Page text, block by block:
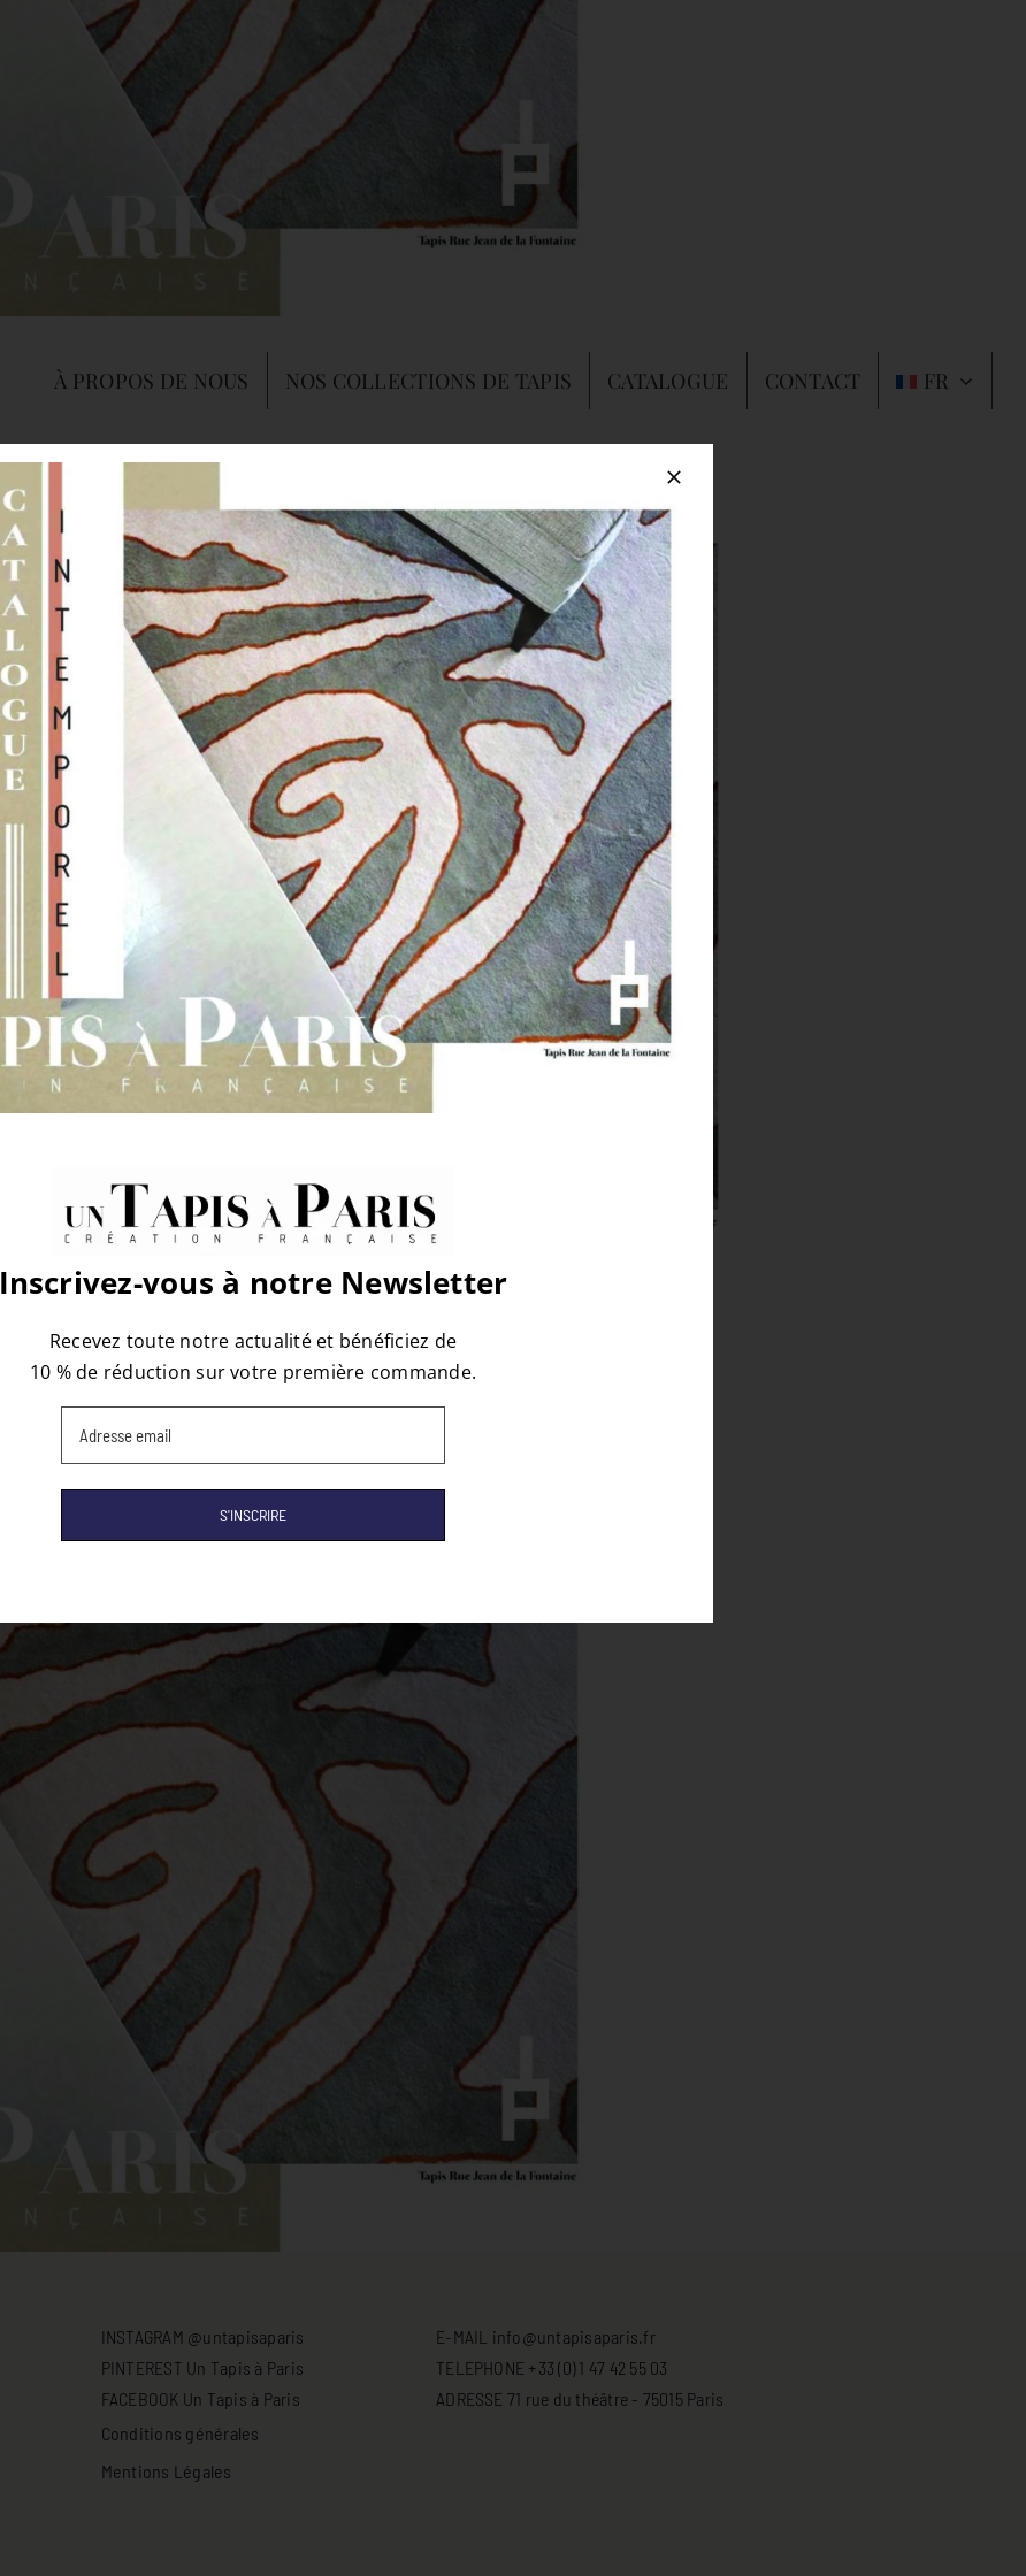
À PROPOS DE NOUS NOS COLLECTIONS DE TAPIS CATALOGUE CONTACT FR
INSTAGRAM @untapisaparis
PINTEREST Un Tapis à Paris
FACEBOOK Un Tapis à Paris
E-MAIL info@untapisaparis.fr
TELEPHONE +33 (0) 1 47 42 55 03
ADRESSE 71 rue du théâtre - 75015 Paris
Conditions générales
Mentions Légales
Inscrivez-vous à notre Newsletter
Recevez toute notre actualité et bénéficiez de
10 % de réduction sur votre première commande.